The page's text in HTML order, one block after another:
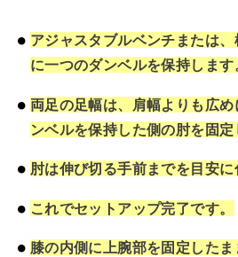
アジャスタブルベンチまたは
に一つのダンベルを保持します
両足の足幅は、肩幅よりも広
ンベルを保持した側の肘を固定
肘は伸び切る手前までを目安に
これでセットアップ完了です。
膝の内側に上腕部を固定した